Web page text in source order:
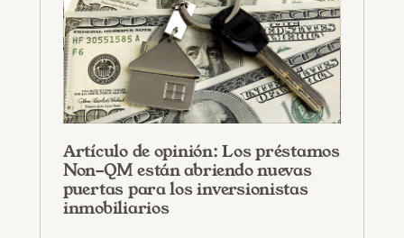
Artículo de opinión: Los préstamos
Non-QM están abriendo nuevas
puertas para los inversionistas
inmobiliarios